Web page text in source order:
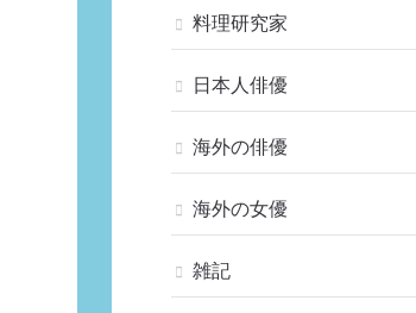
料理研究家
日本人俳優
海外の俳優
海外の女優
雑記